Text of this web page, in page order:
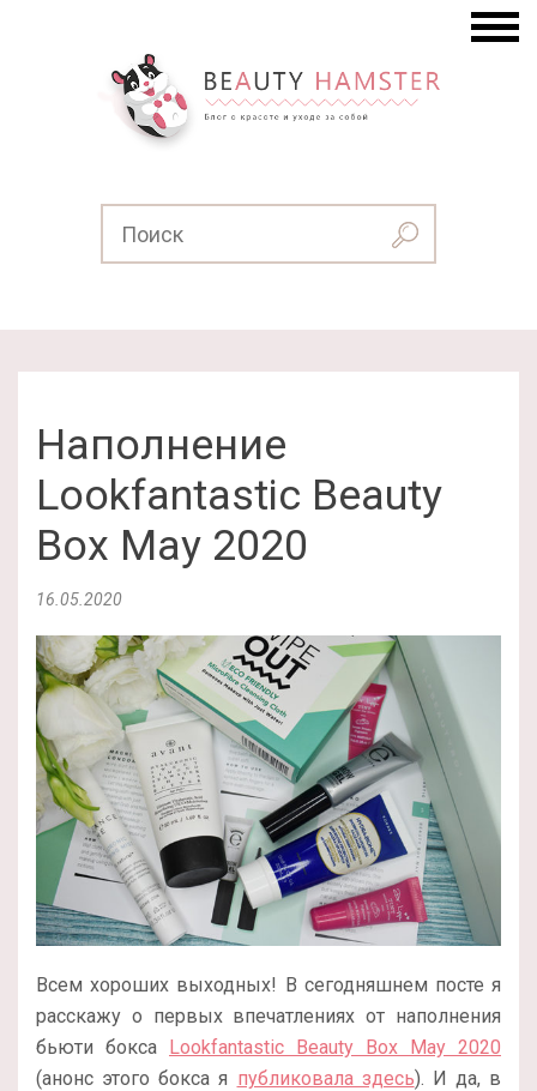
Наполнение
Lookfantastic Beauty
Box May 2020
16.05.2020
Всем хороших выходных! В сегодняшнем посте я
расскажу о первых впечатлениях от наполнения
бьюти бокса Lookfantastic Beauty Box May 2020
(анонс этого бокса я публиковала здесь). И да, в